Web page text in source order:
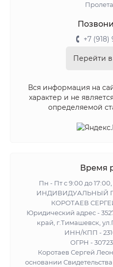
+7
Перейти в
Вся информация на
характер и не
определяемой
Время
Пн - Пт с 9:00 до
ИНДИВИДУАЛЬНЫЙ
КОРОТАЕВ
Юридический адрес -
край, г.Тимашевск,
ИНН/КПП -
ОГРН -
Коротаев Сергей
основании